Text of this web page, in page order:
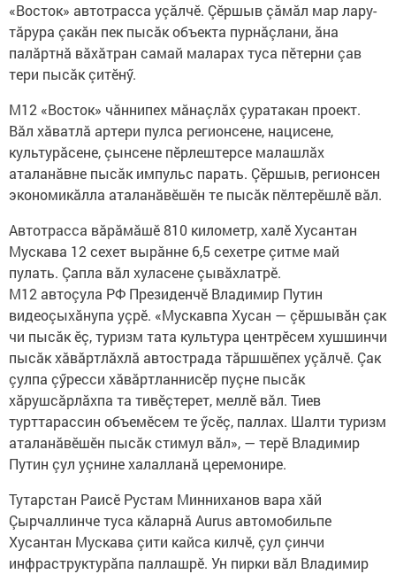
«Восток» автотрасса уçăлчӗ. Çӗршыв çăмăл мар лару-
тăрура çакăн пек пысăк объекта пурнăçлани, ăна
палăртнă вăхăтран самай маларах туса пӗтерни çав
тери пысăк çитӗнӳ.
М12 «Восток» чăннипех мăнаçлăх çуратакан проект.
Вăл хăватлă артери пулса регионсене, нацисене,
культурăсене, çынсене пӗрлештерсе малашлăх
аталанăвне пысăк импульс парать. Çӗршыв, регионсен
экономикăлла аталанăвӗшӗн те пысăк пӗлтерӗшлӗ вăл.
Автотрасса вăрăмăшӗ 810 километр, халӗ Хусантан
Мускава 12 сехет вырăнне 6,5 сехетре çитме май
пулать. Çапла вăл хуласене çывăхлатрӗ.
М12 автоçула РФ Президенчӗ Владимир Путин
видеоçыхăнупа уçрӗ. «Мускавпа Хусан — çӗршывăн çак
чи пысăк ӗç, туризм тата культура центрӗсем хушшинчи
пысăк хăвăртлăхлă автострада тăршшӗпех уçăлчӗ. Çак
çулпа çӳресси хăвăртланнисӗр пуçне пысăк
хăрушсăрлăхпа та тивӗçтерет, меллӗ вăл. Тиев
турттарассин объемӗсем те ӳсӗç, паллах. Шалти туризм
аталанăвӗшӗн пысăк стимул вăл», — терӗ Владимир
Путин çул уçнине халалланă церемонире.
Тутарстан Раисӗ Рустам Минниханов вара хăй
Çырчаллинче туса кăларнă Aurus автомобильпе
Хусантан Мускава çити кайса килчӗ, çул çинчи
инфраструктурăпа паллашрӗ. Ун пирки вăл Владимир